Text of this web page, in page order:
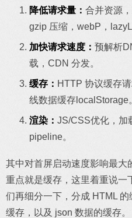
降低请求量： 合并资源
gzip 压缩，webP，
加快请求速度： 预解析
载，CDN 分发。
缓存： HTTP 协议缓存
线数据缓存localStorage
渲染： JS/CSS优化，加
pipeline。
其中对首屏启动速度影响最大
重点就是缓存，这里着重说一
们再细分一下，分成 HTML
缓存，以及 json 数据的缓存。